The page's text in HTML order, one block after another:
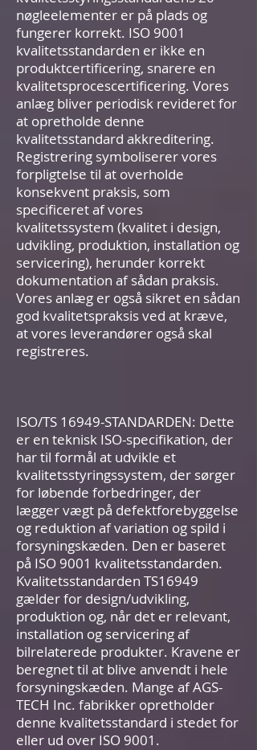
nøgleelementer er på plads og
fungerer korrekt. ISO 9001
kvalitetsstandarden er ikke en
produktcertificering, snarere en
kvalitetsprocescertificering. Vores
anlæg bliver periodisk revideret for
at opretholde denne
kvalitetsstandard akkreditering.
Registrering symboliserer vores
forpligtelse til at overholde
konsekvent praksis, som
specificeret af vores
kvalitetssystem (kvalitet i design,
udvikling, produktion, installation og
servicering), herunder korrekt
dokumentation af sådan praksis.
Vores anlæg er også sikret en sådan
god kvalitetspraksis ved at kræve,
at vores leverandører også skal
registreres.
ISO/TS 16949-STANDARDEN: Dette
er en teknisk ISO-specifikation, der
har til formål at udvikle et
kvalitetsstyringssystem, der sørger
for løbende forbedringer, der
lægger vægt på defektforebyggelse
og reduktion af variation og spild i
forsyningskæden. Den er baseret
på ISO 9001 kvalitetsstandarden.
Kvalitetsstandarden TS16949
gælder for design/udvikling,
produktion og, når det er relevant,
installation og servicering af
bilrelaterede produkter. Kravene er
beregnet til at blive anvendt i hele
forsyningskæden. Mange af AGS-
TECH Inc. fabrikker opretholder
denne kvalitetsstandard i stedet for
eller ud over ISO 9001.